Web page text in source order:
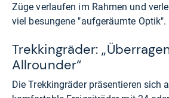
Züge verlaufen im Rahmen und
viel besungene "aufgeräumte Optik".
Trekkingräder:
Allrounder“
Die Trekkingräder präsentieren sich